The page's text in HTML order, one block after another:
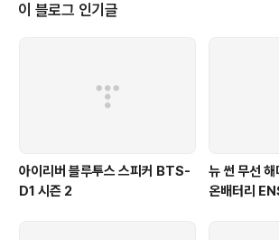
이 블로그 인기글
아이리버 블루투스 스피커 BTS-
D1 시즌 2
뉴 썬 무선
온배터리